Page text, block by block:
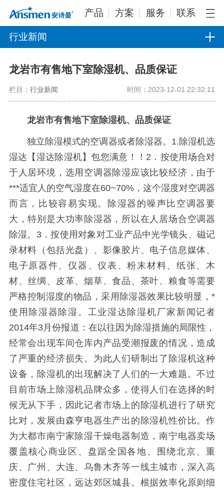
产品 方案 服务 联系
行业新闻
龙岩市有售地下室除湿机、品质保证
栏目： 行业新闻 时间：2023-12-01 22:32:11
龙岩市有售地下室除湿机、品质保证
独立除湿模式的空调器或者除湿器。1.除湿机选
湿达【湿达除湿机】包您满意！！2．按使用场合对
于人居环境，选用空调器除湿应该比较经济，由于
***适宜人的空气湿度在60~70%，这个湿度对空调器
而言，比较容易实现。除湿器的噪声比空调器要
大，特别是大功率除湿器，所以在人居场合空调器
除湿。3．按使用对象对工业产品中光学镜头、磁记
录材料（包括光盘）、影像胶片、电子信息媒体、
电子原器件、仪器、仪表、粉末材料、纸张、木
材、丝绸、皮革、烟草、食品、茶叶、粮食等需要
严格控制湿度的物品，采用除湿器效果比较明显，*
使用除湿器除湿。工业湿达除湿机厂家新闻记者
2014年3月份报道：在以往因为除湿措施的局限性，
经常会出现车间仓库内产品受潮报废的情况，造成
了严重的经济损失。为此人们研制出了除湿机这种
设备，除湿机的出现解决了人们的一大难题。不过
目前市场上除湿机品牌众多，使得人们在选择的时
候无从下手，因此记者市场上的除湿机进行了研究
比对，发展由森亨电器生产出的除湿机性价比。作
为大都市南宁家除湿干燥电器制造，南宁电器卖场
覆盖核心商业区、盘踞全国各地、围绕北京、重
庆、广州、大连、乌鲁木齐等一线主城市，深入高
密度住宅社区，远达郊区城县。根据效率化原则细